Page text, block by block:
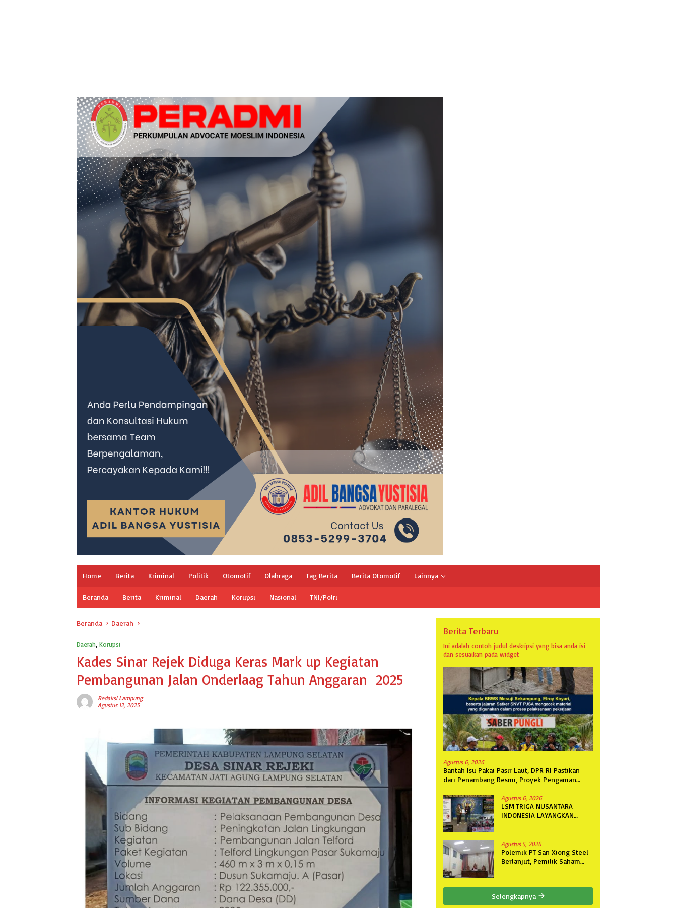
Home Berita Kriminal Politik Otomotif Olahraga Tag Berita Berita Otomotif Lainnya
Beranda Berita Kriminal Daerah Korupsi Nasional TNI/Polri
Beranda Daerah
Daerah Korupsi
Kades Sinar Rejek Diduga Keras Mark up Kegiatan
Pembangunan Jalan Onderlaag Tahun Anggaran 2025
Redaksi Lampung
Agustus 12, 2025
Berita Terbaru
Ini adalah contoh judul deskripsi yang bisa anda isi
dan sesuaikan pada widget
Agustus 6, 2026
Bantah Isu Pakai Pasir Laut, DPR RI Pastikan
dari Penambang Resmi, Proyek Pengaman
Agustus 6, 2026
LSM TRIGA NUSANTARA
INDONESIA LAYANGKAN
KELAS IIB MENGGALA TERKAIT
PERMOHONAN INFORMASI
PUBLIK
Agustus 5, 2026
Polemik PT San Xiong Steel
Berlanjut, Pemilik Saham
Karang
Selengkapnya